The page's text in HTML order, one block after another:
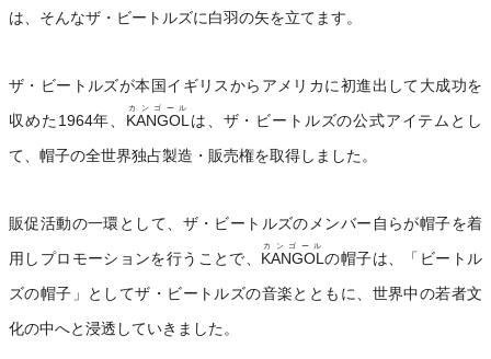
は、そんなザ・ビートルズに白羽の矢を立てます。
ザ・ビートルズが本国イギリスからアメリカに初進出して大成功を
収めた1964年、 KANGOL
カンゴール
は、ザ・ビートルズの公式アイテムとし
て、帽子の全世界独占製造・販売権を取得しました。
販促活動の一環として、ザ・ビートルズのメンバー自らが帽子を着
用しプロモーションを行うことで、 KANGOL
カンゴール
の帽子は、「ビートル
ズの帽子」としてザ・ビートルズの音楽とともに、世界中の若者文
化の中へと浸透していきました。